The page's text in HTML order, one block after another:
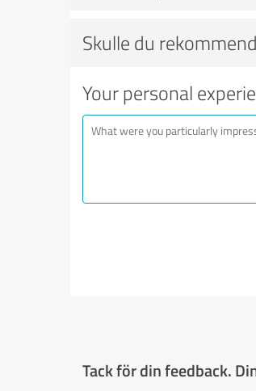
Skulle du
Your personal
Tack för din feedback.